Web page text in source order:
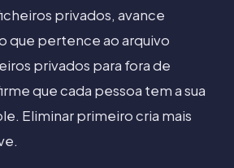
privados, avance
que pertence ao arquivo
privados para fora de
que cada pessoa tem a sua
Eliminar primeiro cria mais